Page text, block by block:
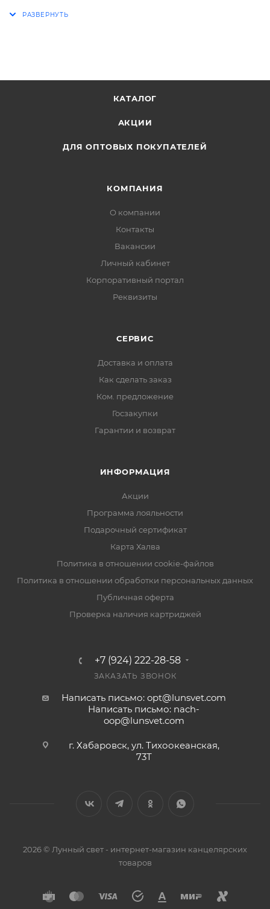
КАТАЛОГ
АКЦИИ
ДЛЯ ОПТОВЫХ ПОКУПАТЕЛЕЙ
КОМПАНИЯ
О компании
Контакты
Вакансии
Личный кабинет
Корпоративный портал
Реквизиты
СЕРВИС
Доставка и оплата
Как сделать заказ
Ком. предложение
Госзакупки
Гарантии и возврат
ИНФОРМАЦИЯ
Акции
Программа лояльности
Подарочный сертификат
Карта Халва
Политика в отношении cookie-файлов
Политика в отношении обработки персональных данных
Публичная оферта
Проверка наличия картриджей
+7 (924) 222-28-58
ЗАКАЗАТЬ ЗВОНОК
Написать письмо: opt@lunsvet.com
Написать письмо: nach-
oop@lunsvet.com
г. Хабаровск, ул. Тихоокеанская,
73Т
2026 © Лунный свет - интернет-магазин канцелярских
товаров